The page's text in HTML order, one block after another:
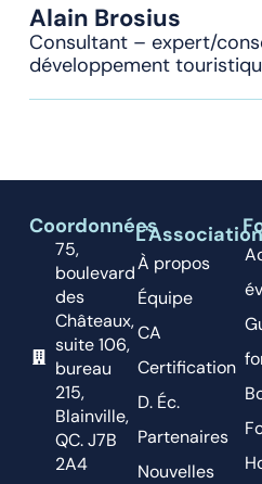
Alain Brosius
Consultant – expert/
développement
Coordonnées
75,
boulevard
des
Châteaux,
suite 106,
bureau
215,
Blainville,
QC. J7B
2A4
À propos
Équipe
CA
Certification
D. Éc.
Partenaires
Nouvelles